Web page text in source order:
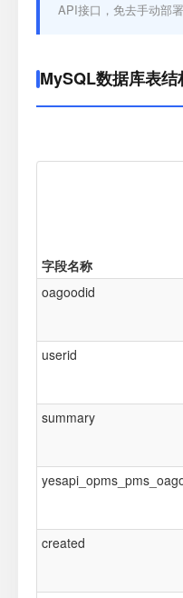
API接口，免去手动部署
MySQL数据库表结
字段名称
oagoodid
userid
summary
created